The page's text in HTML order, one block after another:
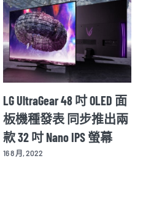
LG UltraGear 48 吋 OLED 面
板機種發表 同步推出兩
款 32 吋 Nano IPS 螢幕
16 8 月, 2022